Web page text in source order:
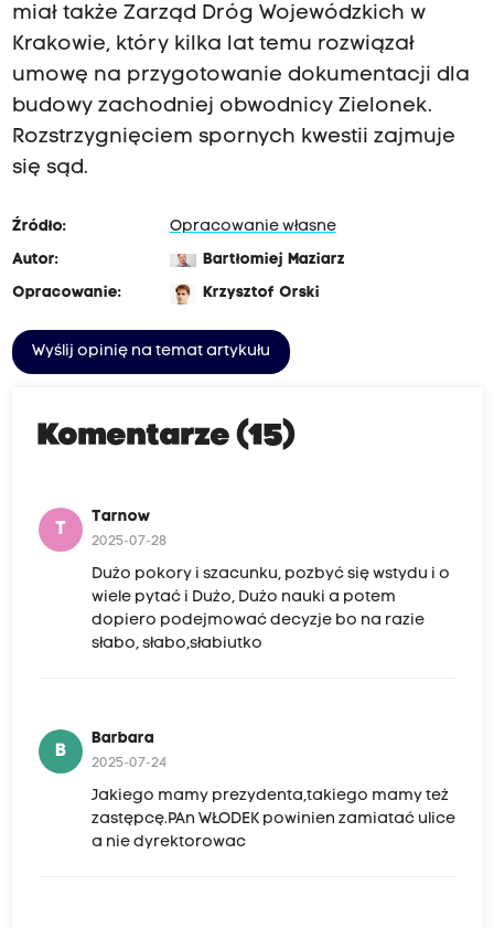
miał także Zarząd Dróg Wojewódzkich w
Krakowie, który kilka lat temu rozwiązał
umowę na przygotowanie dokumentacji dla
budowy zachodniej obwodnicy Zielonek.
Rozstrzygnięciem spornych kwestii zajmuje
się sąd.
Źródło:
Opracowanie własne
Autor:
Bartłomiej Maziarz
Opracowanie:
Krzysztof Orski
Wyślij opinię na temat artykułu
Komentarze (15)
T
Tarnow
2025-07-28
Dużo pokory i szacunku, pozbyć się wstydu i o
wiele pytać i Dużo, Dużo nauki a potem
dopiero podejmować decyzje bo na razie
słabo, słabo,słabiutko
B
Barbara
2025-07-24
Jakiego mamy prezydenta,takiego mamy też
zastępcę.PAn WŁODEK powinien zamiatać ulice
a nie dyrektorowac